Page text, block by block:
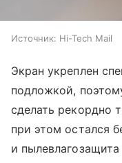
Источник: Hi-Tech Mail
Экран укреплен
подложкой,
сделать рекордно
при этом остался
и